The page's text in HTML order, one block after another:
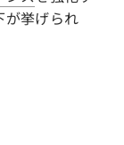
が挙げられ